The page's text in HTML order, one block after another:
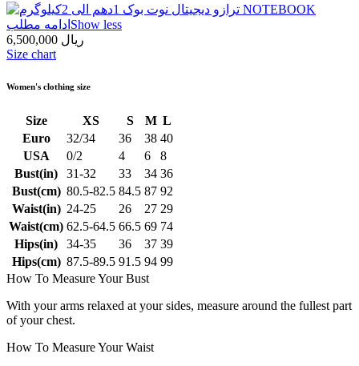
ادامه مطلب Show less
6,500,000 ریال
Size chart
Women's clothing size
Size XS S M L
Euro
32/34 36 38 40
USA
0/2 4 6
8
Bust(in)
31-32 33 34 36
Bust(cm) 80.5-82.5 84.5 87 92
Waist(in) 24-25 26 27 29
Waist(cm) 62.5-64.5 66.5 69 74
Hips(in)
34-35 36 37 39
Hips(cm) 87.5-89.5 91.5 94 99
How To Measure Your Bust
With your arms relaxed at your sides, measure around the fullest part
of your chest.
How To Measure Your Waist